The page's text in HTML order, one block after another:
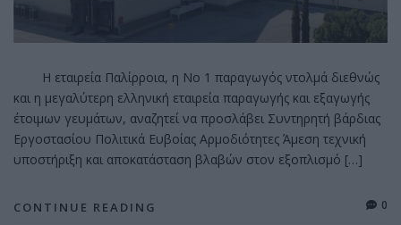
Η εταιρεία Παλίρροια, η Νο 1 παραγωγός ντολμά διεθνώς
και η μεγαλύτερη ελληνική εταιρεία παραγωγής και εξαγωγής
έτοιμων γευμάτων, αναζητεί να προσλάβει Συντηρητή βάρδιας
Εργοστασίου Πολιτικά Ευβοίας Αρμοδιότητες Άμεση τεχνική
υποστήριξη και αποκατάσταση βλαβών στον εξοπλισμό […]
CONTINUE READING 0